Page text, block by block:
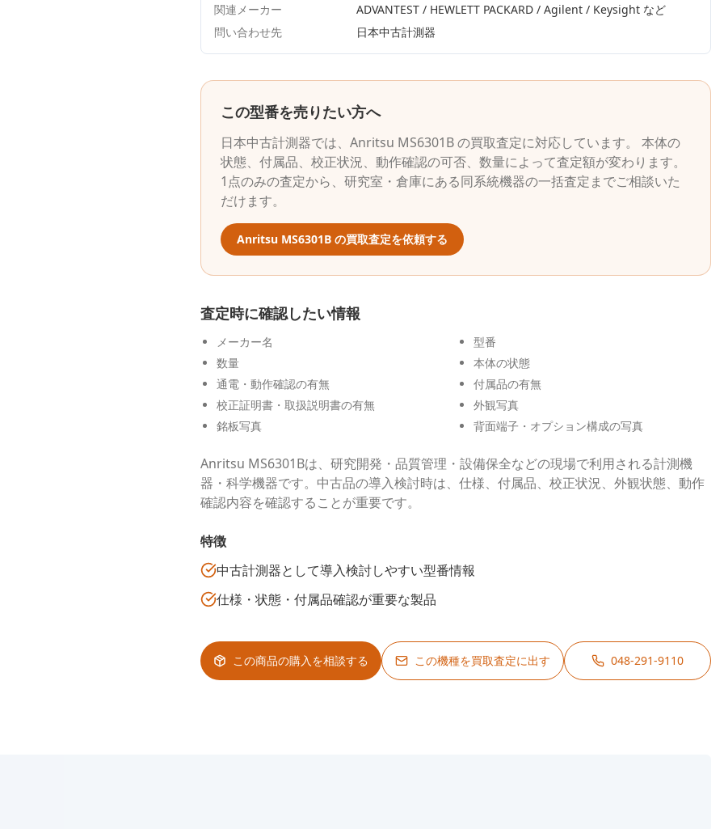
関連メーカー
ADVANTEST / HEWLETT PACKARD / Agilent / Keysight など
問い合わせ先
日本中古計測器
この型番を売りたい方へ
日本中古計測器では、 Anritsu MS6301Bの買取査定に対応しています。 本体の
状態、付属品、校正状況、動作確認の可否、数量によって査定額が変わります。
1点のみの査定から、研究室・倉庫にある同系統機器の一括査定までご相談いた
だけます。
Anritsu MS6301B の買取査定を依頼する
査定時に確認したい情報
メーカー名
型番
数量
本体の状態
通電・動作確認の有無
付属品の有無
校正証明書・取扱説明書の有無
外観写真
銘板写真
背面端子・オプション構成の写真
Anritsu MS6301Bは、研究開発・品質管理・設備保全などの現場で利用される計測機
器・科学機器です。中古品の導入検討時は、仕様、付属品、校正状況、外観状態、動作
確認内容を確認することが重要です。
特徴
中古計測器として導入検討しやすい型番情報
仕様・状態・付属品確認が重要な製品
この商品の購入を相談する この機種を買取査定に出す 048-291-9110